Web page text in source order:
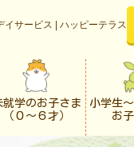
イサービス | ハッピーテラス
就学のお子さま
（０〜６才）
小学生
お